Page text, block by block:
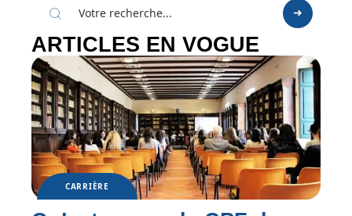
ARTICLES EN VOGUE
CARRIÈRE